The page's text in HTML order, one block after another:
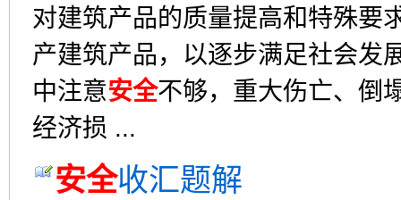
对建筑产品的质量提高和特殊要
产建筑产品，以逐步满足社会发
中注意安全不够，重大伤亡、倒
经济损 ...
安全收汇题解